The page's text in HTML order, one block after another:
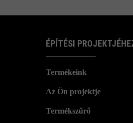
ÉPÍTÉSI
Termékeink
Az Ön projektje
Termékszűrő